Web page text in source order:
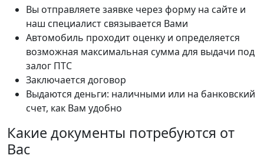
Вы отправляете заявке через форму на сайте и
наш специалист связывается Вами
Автомобиль проходит оценку и определяется
возможная максимальная сумма для выдачи под
залог ПТС
Заключается договор
Выдаются деньги: наличными или на банковский
счет, как Вам удобно
Какие документы потребуются от
Вас